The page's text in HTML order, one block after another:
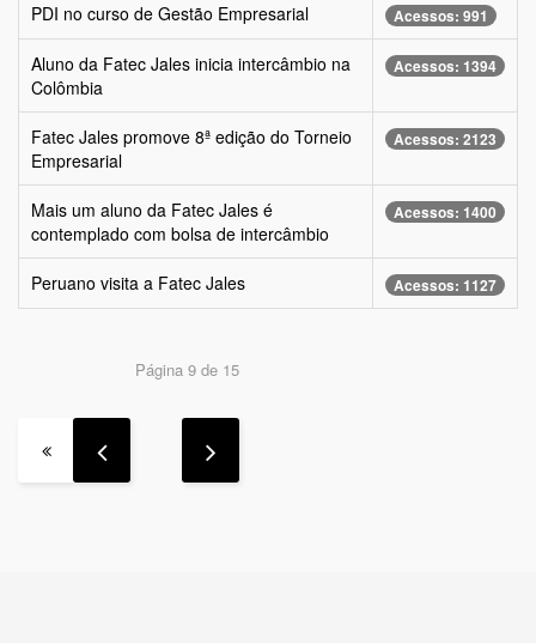
PDI no curso de Gestão Empresarial Acessos: 991
Aluno da Fatec Jales inicia intercâmbio na
Colômbia
Acessos: 1394
Fatec Jales promove 8ª edição do Torneio
Empresarial
Acessos: 2123
Mais um aluno da Fatec Jales é
contemplado com bolsa de intercâmbio
Acessos: 1400
Peruano visita a Fatec Jales Acessos: 1127
Página 9 de 15